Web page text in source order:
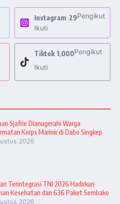
Instagram 29Pengikut
Ikuti
Tiktok 1,000Pengikut
Ikuti
Sjafrie Dianugerahi Warga
Korps Marinir di Dabo Singkep
2026
Terintegrasi TNI 2026 Hadirkan
Kesehatan dan 636 Paket Sembako
2026